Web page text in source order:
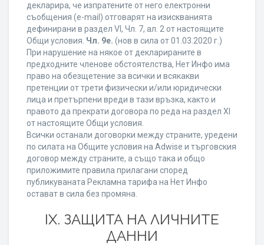
декларира, че изпратените от него електронни
съобщения (e-mail) отговарят на изискванията
дефинирани в раздел VI, Чл. 7, ал. 2 от настоящите
Общи условия. Чл. 9е. (нов в сила от 01.03.2020 г.)
При нарушение на някое от декларираните в
предходните членове обстоятелства, Нет Инфо има
право на обезщетение за всички и всякакви
претенции от трети физически и/или юридически
лица и претърпени вреди в тази връзка, както и
правото да прекрати договора по реда на раздел XI
от настоящите Общи условия.
Всички останали договорки между страните, уредени
по силата на Общите условия на Adwise и търговския
договор между страните, а също така и общо
приложимите правила прилагани според
публикуваната Рекламна тарифа на Нет Инфо
остават в сила без промяна.
IХ. ЗАЩИТА НА ЛИЧНИТЕ
ДАННИ